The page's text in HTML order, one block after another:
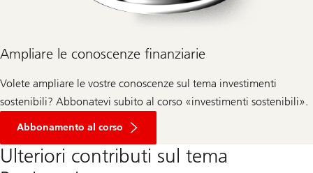
S
W
m
e
n
s
e
a
Ampliare le conoscenze finanziarie
Volete ampliare le vostre conoscenze sul tema investimenti
sostenibili? Abbonatevi subito al corso «investimenti sostenibili».
Abbonamento al corso
Ulteriori contributi sul tema